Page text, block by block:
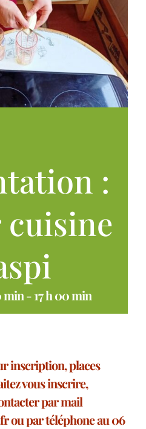
:
min-17 h 00 min
inscription, places
vous inscrire,
par mail
ou par téléphone au 06